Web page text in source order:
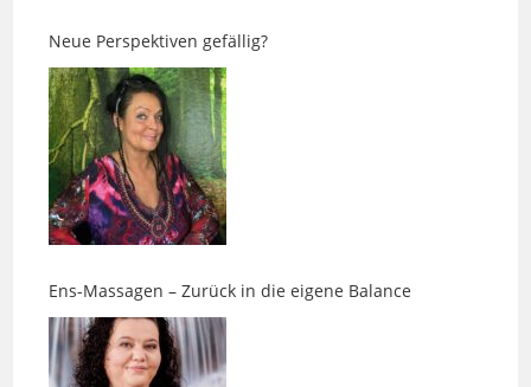
Ens-Massagen – Zurück in die eigene Balance